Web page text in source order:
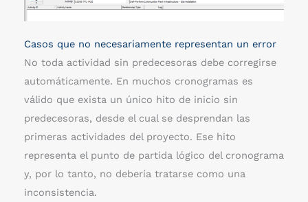
Casos que no necesariamente representan un error
No toda actividad sin predecesoras debe corregirse
automáticamente. En muchos cronogramas es
válido que exista un único hito de inicio sin
predecesoras, desde el cual se desprendan las
primeras actividades del proyecto. Ese hito
representa el punto de partida lógico del cronograma
y, por lo tanto, no debería tratarse como una
inconsistencia.